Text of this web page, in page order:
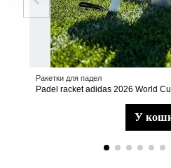
Ракетки для падел
Padel racket adidas 2026 World
у